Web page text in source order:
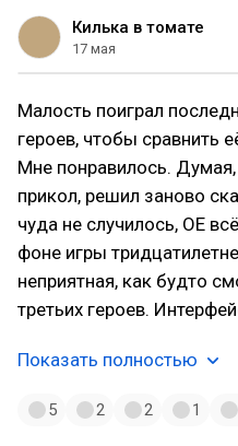
Килька в томате
17 мая
Малость поиграл
героев, чтобы сравнить
Мне понравилось. Думая,
прикол, решил заново
чуда не случилось, OE
фоне игры
неприятная, как будто
третьих героев.
Показать полностью
5 2 2 1